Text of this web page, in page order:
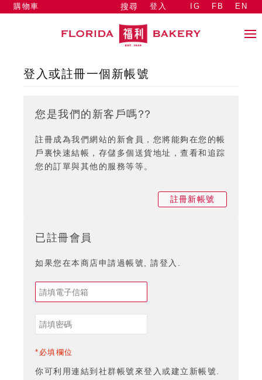
搜尋 登入
購物車 IG FB EN
登入或註冊一個新帳號
您是我們的新客戶嗎??
註冊成為我們網站的新會員，您將能夠在您的帳
戶裏快速結帳，存儲多個送貨地址，查看和追踪
您的訂單與其他的服務等等。
註冊新帳號
已註冊會員
如果您在本商店申請過帳號, 請登入.
*必填欄位
你可利用連結到社群帳號來登入或建立新帳號.